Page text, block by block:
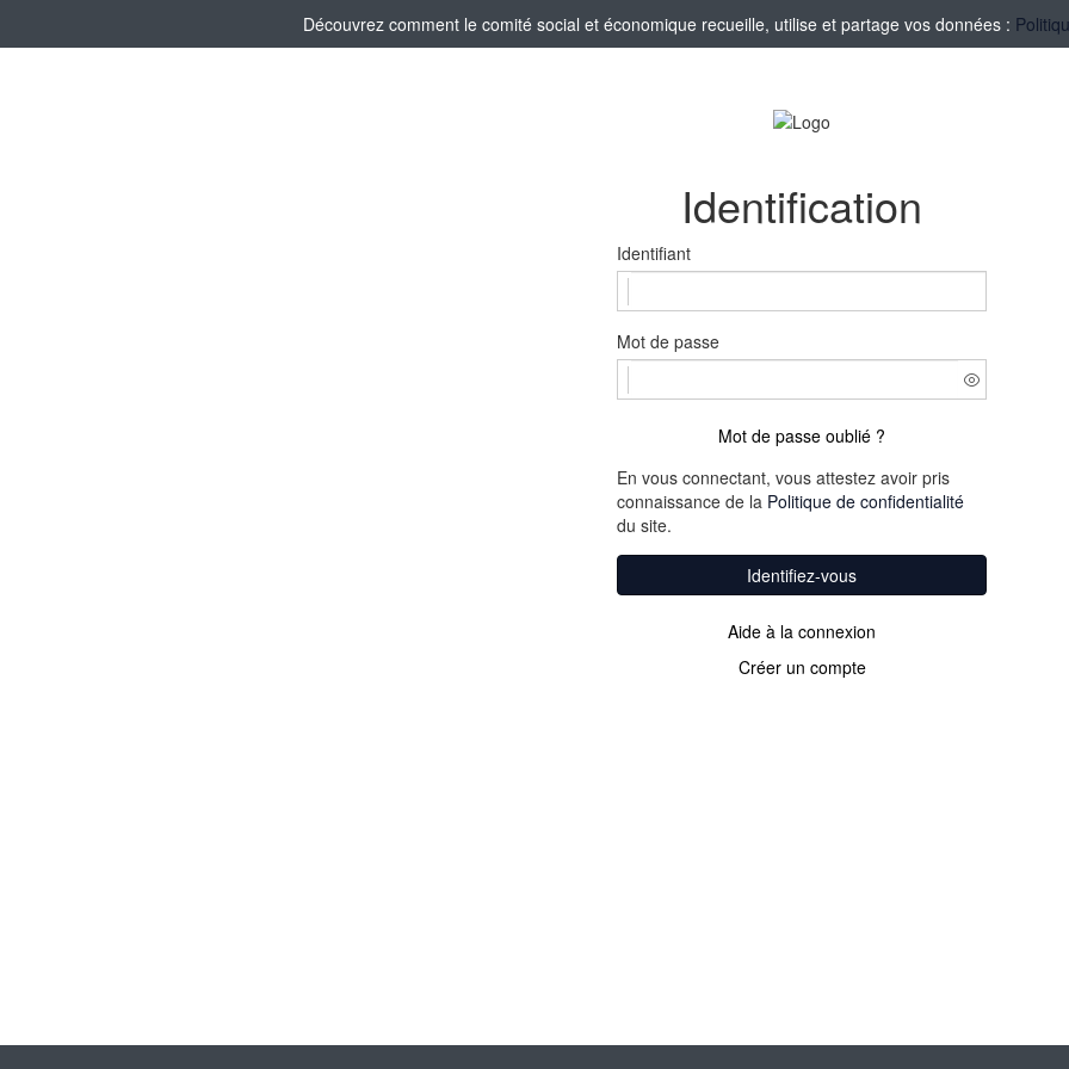
Découvrez comment le comité social et économique recueille, utilise et partage vos données :
Identification
Identifiant
Mot de passe
Mot de passe oublié ?
En vous connectant, vous attestez avoir pris
connaissance de la Politique de confidentialité
du site.
Identifiez-vous
Aide à la connexion
Créer un compte